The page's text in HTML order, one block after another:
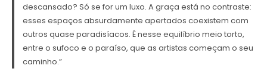
descansado? Só se for um luxo. A graça está no contraste:
esses espaços absurdamente apertados coexistem com
outros quase paradisíacos. É nesse equilíbrio meio torto,
entre o sufoco e o paraíso, que as artistas começam o seu
caminho.”